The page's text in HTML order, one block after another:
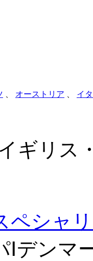
オーストリア イ
ギリス
ペシャ
Ⅰデンマ